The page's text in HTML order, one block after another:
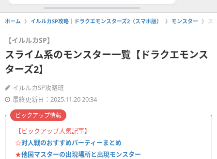
ホーム イルルカSP攻略｜ドラクエモンスターズ2（スマホ版） モンスター ス
【イルルカSP】
スライム系のモンスター一覧【ドラクエモンス
ターズ2】
イルルカSP攻略班
最終更新日：2025.11.20 20:34
【ピックアップ人気記事】
☆対人戦のおすすめパーティーまとめ
★他国マスターの出現場所と出現モンスター
ピックアップ情報